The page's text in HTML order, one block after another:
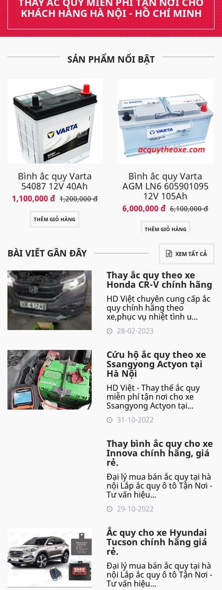
KHÁCH HÀNG HÀ NỘI - HỒ CHÍ MINH
SẢN PHẨM NỔI BẬT
Bình ắc quy Varta
54087 12V 40Ah
1,100,000 đ 1,200,000 đ
THÊM GIỎ HÀNG
Bình ắc quy Varta
AGM LN6 605901095
12V 105Ah
6,000,000 đ 6,100,000 đ
THÊM GIỎ HÀNG
XEM TẤT CẢ
BÀI VIẾT GẦN ĐÂY
Thay ắc quy theo xe
Honda CR-V chính hãng
HD Việt chuyên cung cấp ắc
quy chính hãng theo
xe,phục vụ nhiệt tình u...
28-02-2023
Cứu hộ ắc quy theo xe
Ssangyong Actyon tại
Hà Nội
HD Việt - Thay thế ắc quy
miễn phí tận nơi cho xe
Ssangyong Actyon tại...
31-10-2022
Thay bình ắc quy cho xe
Innova chính hãng, giá
rẻ.
Đại lý mua bán ắc quy tại hà
nội Lắp ắc quy ô tô Tận Nơi -
Tư vấn hiệu...
29-10-2022
Ắc quy cho xe Hyundai
Tucson chính hãng giá
rẻ.
Đại lý mua bán ắc quy tại hà
nội Lắp ắc quy ô tô Tận Nơi -
Tư vấn hiệu...